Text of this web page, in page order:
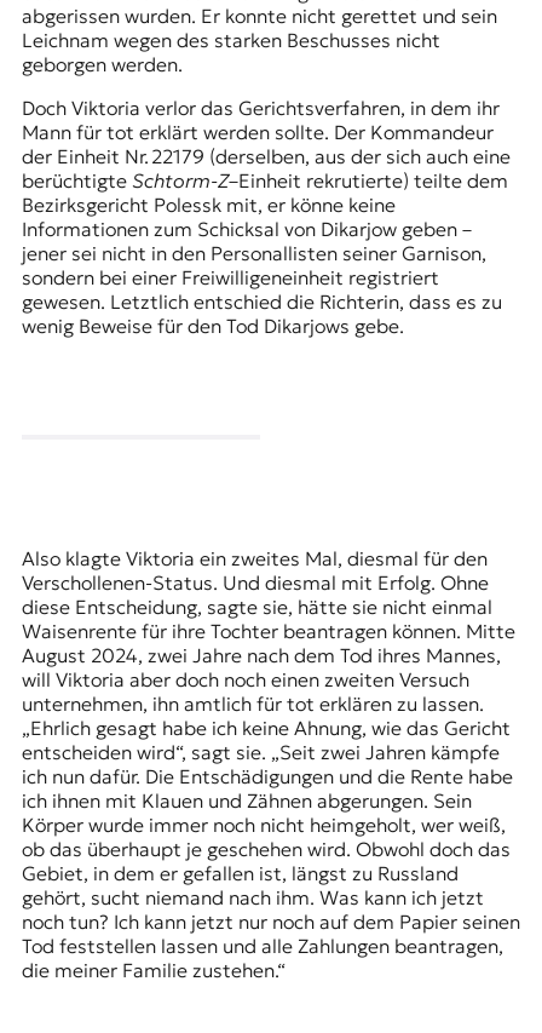
abgerissen wurden. Er konnte nicht gerettet und sein
Leichnam wegen des starken Beschusses nicht
geborgen werden.
Doch Viktoria verlor das Gerichtsverfahren, in dem ihr
Mann für tot erklärt werden sollte. Der Kommandeur
der Einheit Nr. 22179 (derselben, aus der sich auch eine
berüchtigte Schtorm-Z–Einheit rekrutierte) teilte dem
Bezirksgericht Polessk mit, er könne keine
Informationen zum Schicksal von Dikarjow geben –
jener sei nicht in den Personallisten seiner Garnison,
sondern bei einer Freiwilligeneinheit registriert
gewesen. Letztlich entschied die Richterin, dass es zu
wenig Beweise für den Tod Dikarjows gebe.
Also klagte Viktoria ein zweites Mal, diesmal für den
Verschollenen-Status. Und diesmal mit Erfolg. Ohne
diese Entscheidung, sagte sie, hätte sie nicht einmal
Waisenrente für ihre Tochter beantragen können. Mitte
August 2024, zwei Jahre nach dem Tod ihres Mannes,
will Viktoria aber doch noch einen zweiten Versuch
unternehmen, ihn amtlich für tot erklären zu lassen.
„Ehrlich gesagt habe ich keine Ahnung, wie das Gericht
entscheiden wird“, sagt sie. „Seit zwei Jahren kämpfe
ich nun dafür. Die Entschädigungen und die Rente habe
ich ihnen mit Klauen und Zähnen abgerungen. Sein
Körper wurde immer noch nicht heimgeholt, wer weiß,
ob das überhaupt je geschehen wird. Obwohl doch das
Gebiet, in dem er gefallen ist, längst zu Russland
gehört, sucht niemand nach ihm. Was kann ich jetzt
noch tun? Ich kann jetzt nur noch auf dem Papier seinen
Tod feststellen lassen und alle Zahlungen beantragen,
die meiner Familie zustehen.“